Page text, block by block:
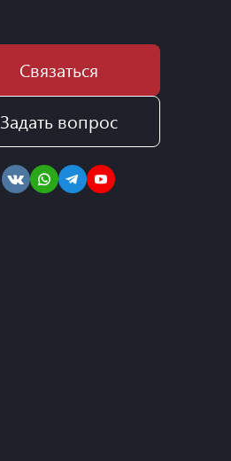
Связаться
Задать вопрос